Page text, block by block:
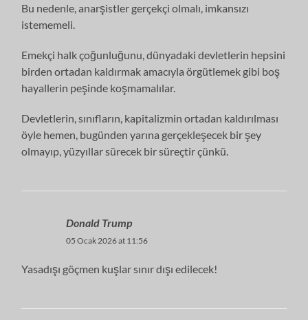
Bu nedenle, anarşistler gerçekçi olmalı, imkansızı
istememeli.
Emekçi halk çoğunluğunu, dünyadaki devletlerin hepsini
birden ortadan kaldırmak amacıyla örgütlemek gibi boş
hayallerin peşinde koşmamalılar.
Devletlerin, sınıfların, kapitalizmin ortadan kaldırılması
öyle hemen, bugünden yarına gerçekleşecek bir şey
olmayıp, yüzyıllar sürecek bir süreçtir çünkü.
Donald Trump
05 Ocak 2026 at 11:56
Yasadışı göçmen kuşlar sınır dışı edilecek!